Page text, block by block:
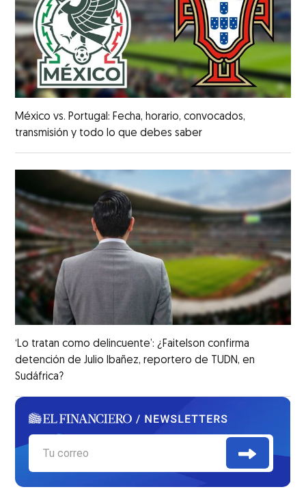
México vs. Portugal: Fecha, horario, convocados,
transmisión y todo lo que debes saber
‘Lo tratan como delincuente’: ¿Faitelson confirma
detención de Julio Ibañez, reportero de TUDN, en
Sudáfrica?